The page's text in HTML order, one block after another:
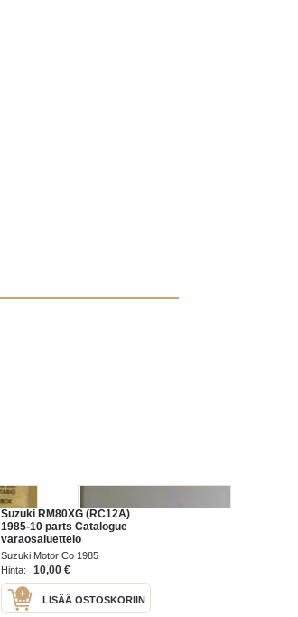
Suzuki RM80XG (RC12A)
1985-10 parts Catalogue
varaosaluettelo
Suzuki Motor Co 1985
Hinta:
10,00 €
LISÄÄ OSTOSKORIIN